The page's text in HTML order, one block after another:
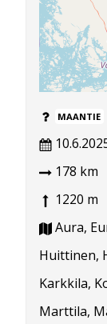
MAANTIE
178 km
1220 m
Aura,
Huittinen,
Karkkila,
Marttila,